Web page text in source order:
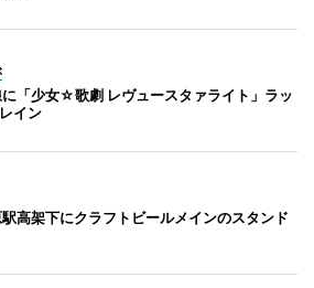
「少女☆歌劇 レヴュースタァライト」ラッ
イン
高架下にクラフトビールメインのスタンド